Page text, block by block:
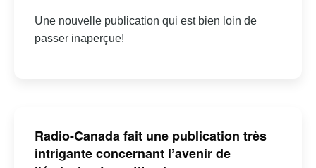
Une nouvelle publication qui est bien loin de
passer inaperçue!
Radio-Canada fait une publication très
intrigante concernant l’avenir de